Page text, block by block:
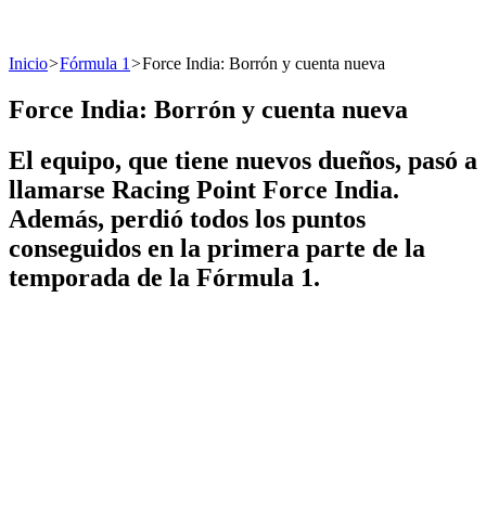
Inicio>Fórmula 1 >Force India: Borrón y cuenta nueva
Force India: Borrón y cuenta nueva
El equipo, que tiene nuevos dueños, pasó a
llamarse Racing Point Force India.
Además, perdió todos los puntos
conseguidos en la primera parte de la
temporada de la Fórmula 1.